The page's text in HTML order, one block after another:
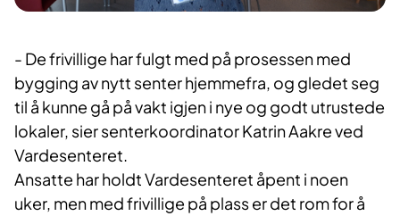
- De frivillige har fulgt med på prosessen med
bygging av nytt senter hjemmefra, og gledet seg
til å kunne gå på vakt igjen i nye og godt utrustede
lokaler, sier senterkoordinator Katrin Aakre ved
Vardesenteret.
Ansatte har holdt Vardesenteret åpent i noen
uker, men med frivillige på plass er det rom for å